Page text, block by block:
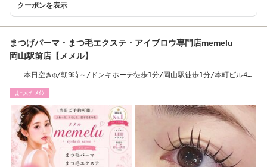
クーポンを表示
まつげパーマ・まつ毛エクステ・アイブロウ専門店memelu
岡山駅前店【メメル】
本日空き◎/朝9時～/ドンキホーテ徒歩1分/岡山駅徒歩1分/本町ビル4
まつげ･ﾒｲｸ